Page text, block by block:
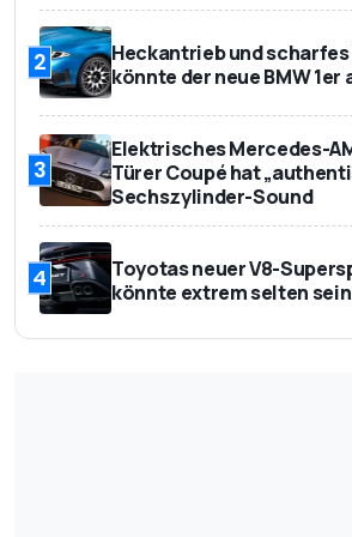
2
Heckantrieb und scharfes
könnte der neue BMW 1er
3
Elektrisches Mercedes-
Türer Coupé hat
Sechszylinder-Sound
4
Toyotas neuer V8-
könnte extrem selten sein